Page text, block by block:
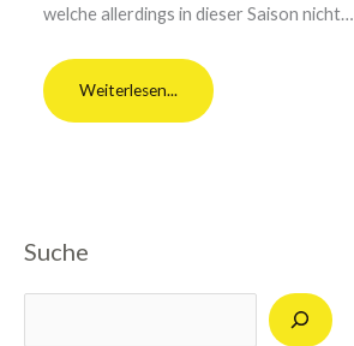
welche allerdings in dieser Saison nicht…
Weiterlesen...
Suche